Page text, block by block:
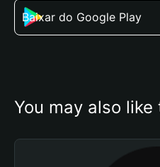
Baixar do Google Play
You may also